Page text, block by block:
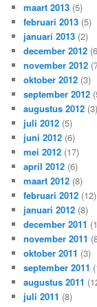
maart 2013 (5)
februari 2013 (5)
januari 2013 (2)
december 2012
november 2012
oktober 2012 (3)
september 2012
augustus 2012 (3)
juli 2012 (5)
juni 2012 (6)
mei 2012 (17)
april 2012 (6)
maart 2012 (8)
februari 2012 (12)
januari 2012 (8)
december 2011
november 2011
oktober 2011 (3)
september 2011
augustus 2011
juli 2011 (8)